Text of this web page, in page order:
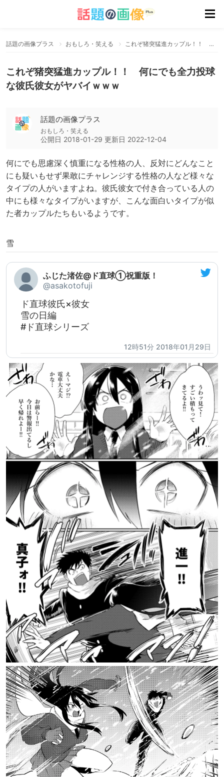
話題の画像プラス おもしろ・笑える これぞ猪突猛進カップル！！ 何にでも全力投球な彼氏彼女がヤバイｗｗｗ
これぞ猪突猛進カップル！！ 何にでも全力投球
な彼氏彼女がヤバイｗｗｗ
話題の画像プラス
おもしろ・笑える
公開日 2018-01-29 更新日 2022-12-04
何にでも思慮深く慎重になる性格の人、反対にどんなこと
にも疑いもせず果敢にチャレンジする性格の人など様々な
タイプの人がいますよね。彼氏彼女で付き合っている人の
中にも様々なタイプがいますが、こんな面白いタイプが似
た者カップルたちもいるようです。
雪
ふじた渚佐@ド直球①祝重版！
@asakotofuji
ド直球彼氏×彼女
雪の日編
#ド直球シリーズ
12時51分 2018年01月29日